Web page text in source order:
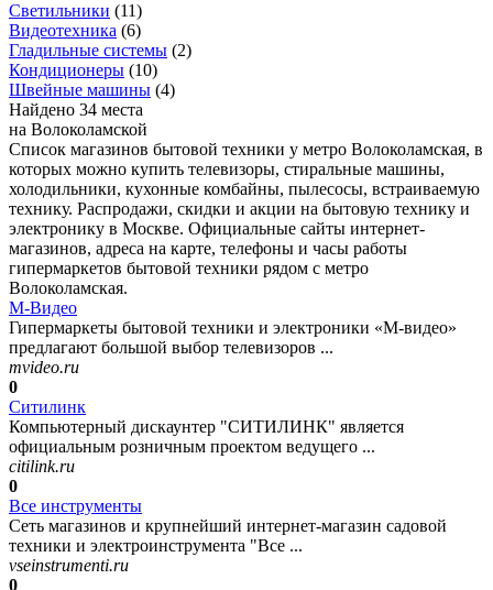
Светильники (11)
Видеотехника (6)
Гладильные системы (2)
Кондиционеры (10)
Швейные машины (4)
Найдено 34 места
на Волоколамской
Список магазинов бытовой техники у метро Волоколамская, в
которых можно купить телевизоры, стиральные машины,
холодильники, кухонные комбайны, пылесосы, встраиваемую
технику. Распродажи, скидки и акции на бытовую технику и
электронику в Москве. Официальные сайты интернет-
магазинов, адреса на карте, телефоны и часы работы
гипермаркетов бытовой техники рядом с метро
Волоколамская.
М-Видео
Гипермаркеты бытовой техники и электроники «М-видео»
предлагают большой выбор телевизоров ...
mvideo.ru
0
Ситилинк
Компьютерный дискаунтер "СИТИЛИНК" является
официальным розничным проектом ведущего ...
citilink.ru
0
Все инструменты
Сеть магазинов и крупнейший интернет-магазин садовой
техники и электроинструмента "Все ...
vseinstrumenti.ru
0